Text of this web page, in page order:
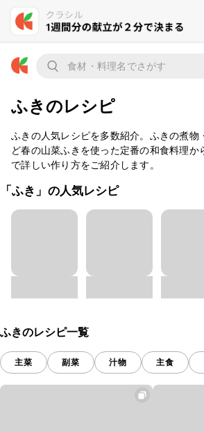
ふきのレシピ
ふきの人気レシピを多数紹介。ふきの煮物
ど春の山菜ふきを使った定番の和食料理か
で詳しい作り方をご紹介します。
「ふき」の人気レシピ
ふきのレシピ一覧
主菜 副菜 汁物 主食